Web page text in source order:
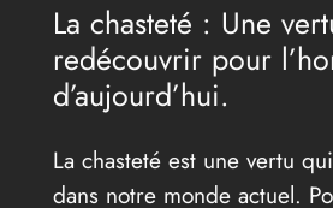
La chasteté : Une
redécouvrir pour
d’aujourd’hui.
La chasteté est une vertu
dans notre monde actuel.